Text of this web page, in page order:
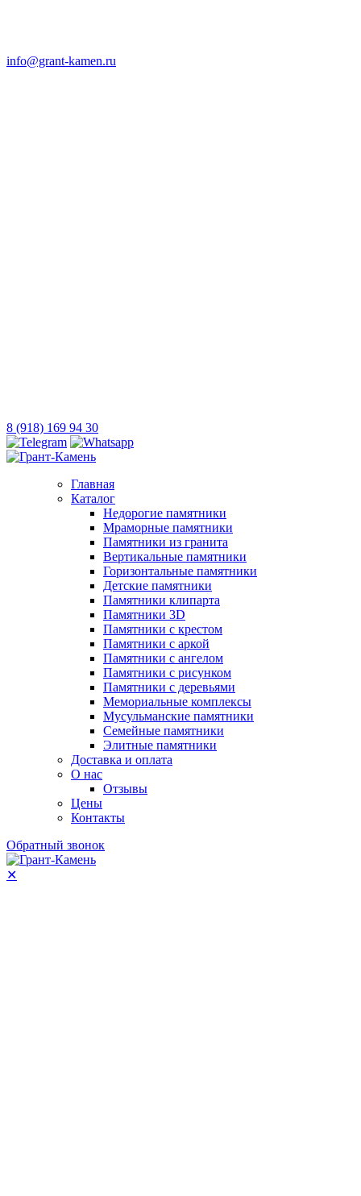
info@grant-kamen.ru
8 (918) 169 94 30
Главная
Каталог
Недорогие памятники
Мраморные памятники
Памятники из гранита
Вертикальные памятники
Горизонтальные памятники
Детские памятники
Памятники клипарта
Памятники 3D
Памятники с крестом
Памятники с аркой
Памятники с ангелом
Памятники с рисунком
Памятники с деревьями
Мемориальные комплексы
Мусульманские памятники
Семейные памятники
Элитные памятники
Доставка и оплата
О нас
Отзывы
Цены
Контакты
Обратный звонок
✕